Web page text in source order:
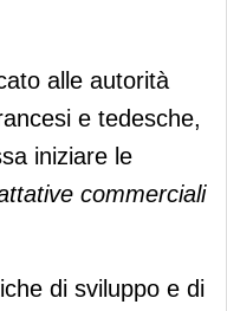
alle autorità
e tedesche,
iniziare le
commerciali
di sviluppo e di